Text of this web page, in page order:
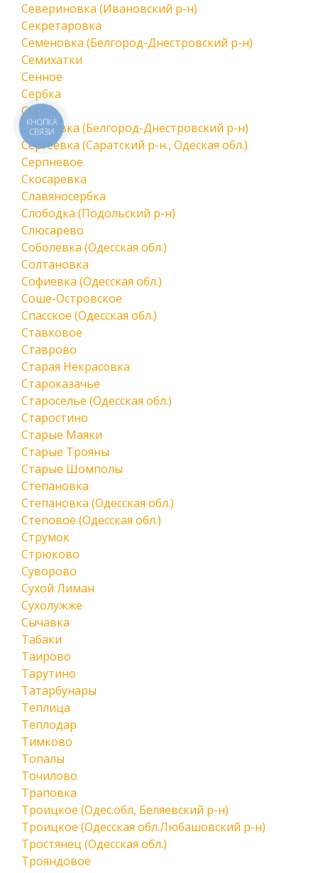
Севериновка (Ивановский р-н)
Секретаровка
Семеновка (Белгород-Днестровский р-н)
Семихатки
Сенное
Сербка
Сербы
Сергеевка (Белгород-Днестровский р-н)
Сергеевка (Саратский р-н., Одеская обл.)
Серпневое
Скосаревка
Славяносербка
Слободка (Подольский р-н)
Слюсарево
Соболевка (Одесская обл.)
Солтановка
Софиевка (Одесская обл.)
Соше-Островское
Спасское (Одесская обл.)
Ставковое
Ставрово
Старая Некрасовка
Староказачье
Староселье (Одесская обл.)
Старостино
Старые Маяки
Старые Трояны
Старые Шомполы
Степановка
Степановка (Одесская обл.)
Степовое (Одесская обл.)
Струмок
Стрюково
Суворово
Сухой Лиман
Сухолужже
Сычавка
Табаки
Таирово
Тарутино
Татарбунары
Теплица
Теплодар
Тимково
Топалы
Точилово
Траповка
Троицкое (Одес.обл, Беляевский р-н)
Троицкое (Одесская обл.Любашовский р-н)
Тростянец (Одесская обл.)
Трояндовое
КНОПКА
СВЯЗИ